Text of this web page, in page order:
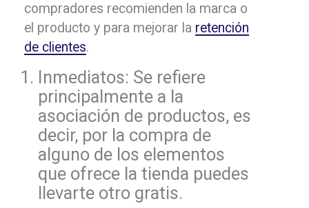
compradores recomienden la marca o
el producto y para mejorar la retención
de clientes.
Inmediatos: Se refiere
principalmente a la
asociación de productos, es
decir, por la compra de
alguno de los elementos
que ofrece la tienda puedes
llevarte otro gratis.